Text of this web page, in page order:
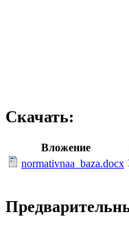
Скачать:
Вложение
normativnaa_baza.docx